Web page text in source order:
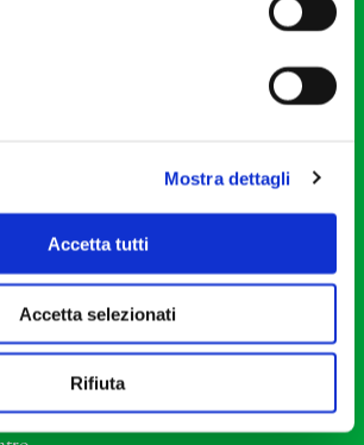
Mostra dettagli
Accetta tutti
Accetta selezionati
Rifiuta
Musicali